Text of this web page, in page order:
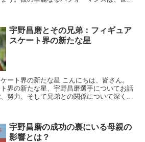
宇野昌磨とその兄弟：フィギュア
スケート界の新たな星
な星 こんにちは、皆さん。
界の新たな星、宇野昌磨選手についてお話
努力、そして兄弟との関係について深く掘
宇野昌磨の成功の裏にいる母親の
影響とは？